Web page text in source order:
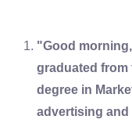
"Good
graduated from
degree in
advertising